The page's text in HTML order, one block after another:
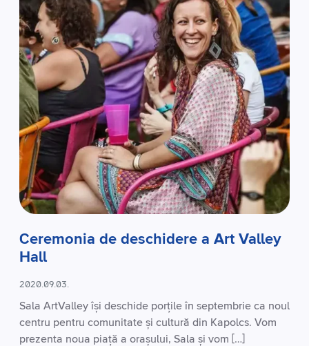
Ceremonia de deschidere a Art Valley
Hall
2020.09.03.
Sala ArtValley își deschide porțile în septembrie ca noul
centru pentru comunitate și cultură din Kapolcs. Vom
prezenta noua piață a orașului, Sala și vom […]